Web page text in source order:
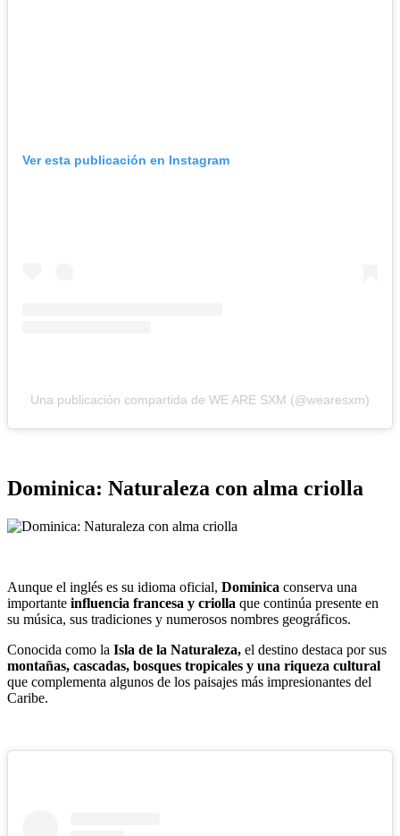
Ver esta publicación en Instagram
Una publicación compartida de WE ARE SXM (@wearesxm)
Dominica: Naturaleza con alma criolla
Aunque el inglés es su idioma oficial, Dominica conserva una
importante influencia francesa y criolla que continúa presente en
su música, sus tradiciones y numerosos nombres geográficos.
Conocida como la Isla de la Naturaleza, el destino destaca por sus
montañas, cascadas, bosques tropicales y una riqueza cultural
que complementa algunos de los paisajes más impresionantes del
Caribe.